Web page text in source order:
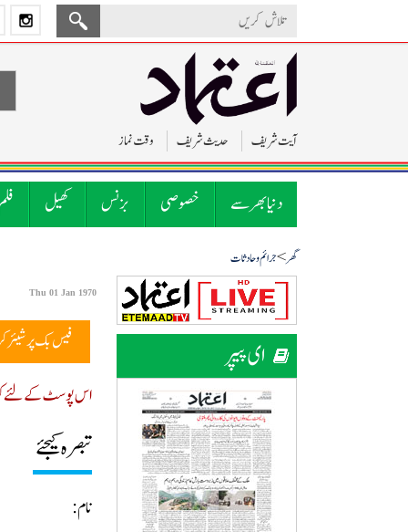
آیت شریف حدیث شریف وقت نماز
دنیا بھر سے خصوصی بزنس کھیل
گھر>جرائم و حادثات
ای پیپر
Thu 01 Jan 1970
فیس بک پر شیئر
اس پوسٹ کے لئے
تبصرہ کیجئے
نام: